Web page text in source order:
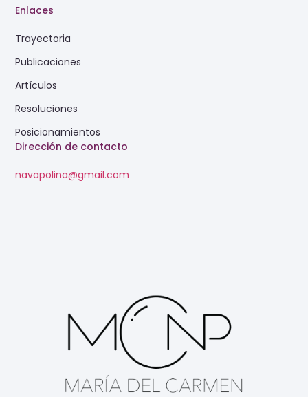
Dirección de contacto
navapolina@gmail.com
Enlaces
Trayectoria
Publicaciones
Artículos
Resoluciones
Posicionamientos